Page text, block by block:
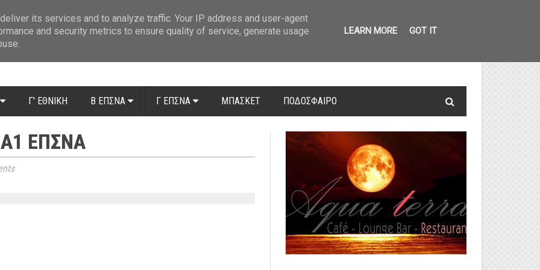
Γ' ΕΘΝΙΚΗ Β ΕΠΣΝΑ Γ ΕΠΣΝΑ ΜΠΑΣΚΕΤ ΠΟΔΟΣΦΑΙΡΟ
ΕΠΣΝΑ
its services and to analyze traffic. Your IP address and user-agent
and security metrics to ensure quality of service, generate usage
LEARN MORE GOT IT